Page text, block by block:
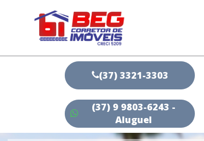
(37) 3321-3303
(37) 9 9803-6243 -
Aluguel